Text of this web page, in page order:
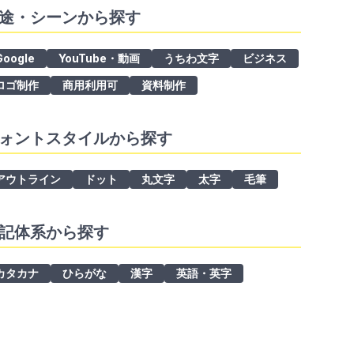
・シーンから探す
YouTube・動画 うちわ文字
ビジネス
ゴ制作
商用利用可 資料制作
ントスタイルから探す
ウトライン ドット 丸文字 太字 毛筆
体系から探す
タカナ ひらがな 漢字 英語・英字